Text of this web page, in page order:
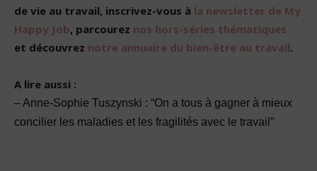
de vie au travail, inscrivez-vous à la newsletter de My
Happy Job, parcourez nos hors-séries thématiques
et découvrez notre annuaire du bien-être au travail.
A lire aussi :
–Anne-Sophie Tuszynski : “On a tous à gagner à mieux
concilier les maladies et les fragilités avec le travail”